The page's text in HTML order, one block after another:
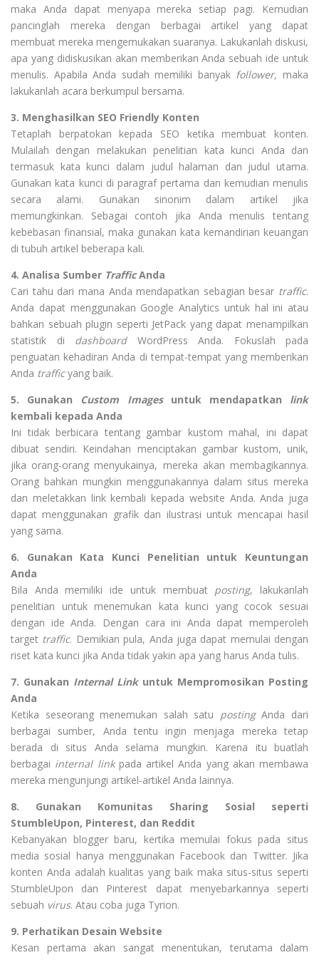
maka Anda dapat menyapa mereka setiap pagi. Kemudian
pancinglah mereka dengan berbagai artikel yang dapat
membuat mereka mengemukakan suaranya. Lakukanlah diskusi,
apa yang didiskusikan akan memberikan Anda sebuah ide untuk
menulis. Apabila Anda sudah memiliki banyak follower, maka
lakukanlah acara berkumpul bersama.
3. Menghasilkan SEO Friendly Konten
Tetaplah berpatokan kepada SEO ketika membuat konten.
Mulailah dengan melakukan penelitian kata kunci Anda dan
termasuk kata kunci dalam judul halaman dan judul utama.
Gunakan kata kunci di paragraf pertama dan kemudian menulis
secara alami. Gunakan sinonim dalam artikel jika
memungkinkan. Sebagai contoh jika Anda menulis tentang
kebebasan finansial, maka gunakan kata kemandirian keuangan
di tubuh artikel beberapa kali.
4. Analisa Sumber TrafficAnda
Cari tahu dari mana Anda mendapatkan sebagian besar traffic.
Anda dapat menggunakan Google Analytics untuk hal ini atau
bahkan sebuah plugin seperti JetPack yang dapat menampilkan
statistik di dashboardWordPress Anda. Fokuslah pada
penguatan kehadiran Anda di tempat-tempat yang memberikan
Anda trafficyang baik.
5. Gunakan Custom Imagesuntuk mendapatkan link
kembali kepada Anda
Ini tidak berbicara tentang gambar kustom mahal, ini dapat
dibuat sendiri. Keindahan menciptakan gambar kustom, unik,
jika orang-orang menyukainya, mereka akan membagikannya.
Orang bahkan mungkin menggunakannya dalam situs mereka
dan meletakkan link kembali kepada website Anda. Anda juga
dapat menggunakan grafik dan ilustrasi untuk mencapai hasil
yang sama.
6. Gunakan Kata Kunci Penelitian untuk Keuntungan
Anda
Bila Anda memiliki ide untuk membuat posting, lakukanlah
penelitian untuk menemukan kata kunci yang cocok sesuai
dengan ide Anda. Dengan cara ini Anda dapat memperoleh
target traffic. Demikian pula, Anda juga dapat memulai dengan
riset kata kunci jika Anda tidak yakin apa yang harus Anda tulis.
7. Gunakan Internal Link untuk Mempromosikan Posting
Anda
Ketika seseorang menemukan salah satu postingAnda dari
berbagai sumber, Anda tentu ingin menjaga mereka tetap
berada di situs Anda selama mungkin. Karena itu buatlah
berbagai internal link pada artikel Anda yang akan membawa
mereka mengunjungi artikel-artikel Anda lainnya.
8. Gunakan Komunitas Sharing Sosial seperti
StumbleUpon, Pinterest, dan Reddit
Kebanyakan blogger baru, kertika memulai fokus pada situs
media sosial hanya menggunakan Facebook dan Twitter. Jika
konten Anda adalah kualitas yang baik maka situs-situs seperti
StumbleUpon dan Pinterest dapat menyebarkannya seperti
sebuah virus. Atau coba juga Tyrion.
9. Perhatikan Desain Website
Kesan pertama akan sangat menentukan, terutama dalam